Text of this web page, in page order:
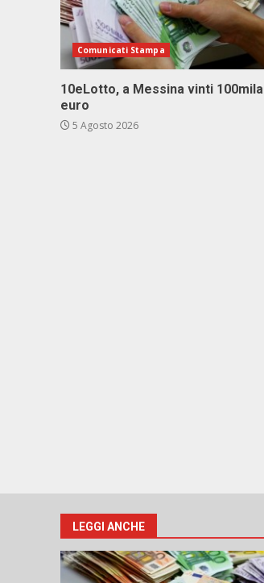
Comunicati Stampa
10eLotto, a Messina vinti 100mila
euro
5 Agosto 2026
LEGGI ANCHE